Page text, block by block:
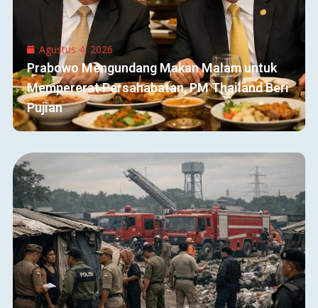
Agustus 4, 2026
Prabowo Mengundang Makan Malam untuk
Mempererat Persahabatan, PM Thailand Beri
Pujian